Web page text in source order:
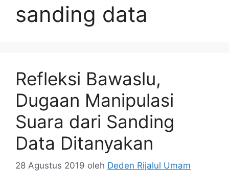
sanding data
Refleksi Bawaslu,
Dugaan Manipulasi
Suara dari Sanding
Data Ditanyakan
28 Agustus 2019 oleh Deden Rijalul Umam